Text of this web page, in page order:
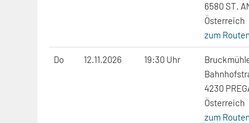
6580 ST.
Österreich
zum
Do 12.11.2026 19:30 Uhr
4230
Österreich
zum